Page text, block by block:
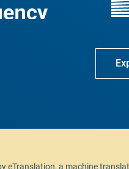
eTranslation, a machine